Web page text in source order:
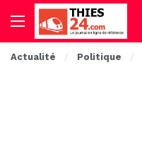
Actualité Politique